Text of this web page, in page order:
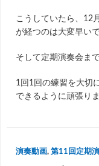
こうしていたら、12
が経つのは大変早い
そして定期演奏会ま
1回1回の練習を大切
できるように頑張り
演奏動画, 第11回定期